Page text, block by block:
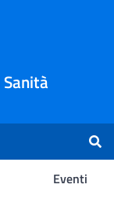
Eventi